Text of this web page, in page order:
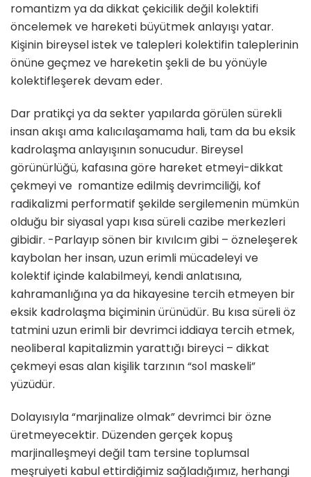
romantizm ya da dikkat çekicilik değil kolektifi
öncelemek ve hareketi büyütmek anlayışı yatar.
Kişinin bireysel istek ve talepleri kolektifin taleplerinin
önüne geçmez ve hareketin şekli de bu yönüyle
kolektifleşerek devam eder.
Dar pratikçi ya da sekter yapılarda görülen sürekli
insan akışı ama kalıcılaşamama hali, tam da bu eksik
kadrolaşma anlayışının sonucudur. Bireysel
görünürlüğü, kafasına göre hareket etmeyi-dikkat
çekmeyi ve romantize edilmiş devrimciliği, kof
radikalizmi performatif şekilde sergilemenin mümkün
olduğu bir siyasal yapı kısa süreli cazibe merkezleri
gibidir. -Parlayıp sönen bir kıvılcım gibi – özneleşerek
kaybolan her insan, uzun erimli mücadeleyi ve
kolektif içinde kalabilmeyi, kendi anlatısına,
kahramanlığına ya da hikayesine tercih etmeyen bir
eksik kadrolaşma biçiminin ürünüdür. Bu kısa süreli öz
tatmini uzun erimli bir devrimci iddiaya tercih etmek,
neoliberal kapitalizmin yarattığı bireyci – dikkat
çekmeyi esas alan kişilik tarzının “sol maskeli”
yüzüdür.
Dolayısıyla “marjinalize olmak” devrimci bir özne
üretmeyecektir. Düzenden gerçek kopuş
marjinalleşmeyi değil tam tersine toplumsal
meşruiyeti kabul ettirdiğimiz sağladığımız, herhangi